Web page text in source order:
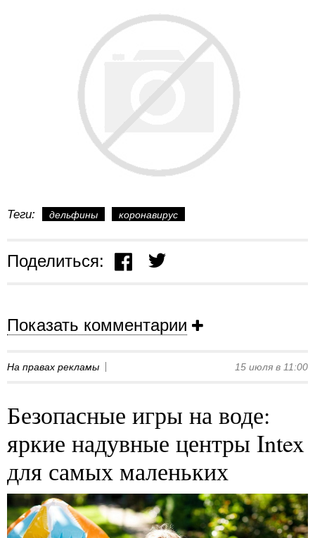
Теги: дельфины коронавирус
Поделиться:
Показать комментарии
На правах рекламы 15 июля в 11:00
Безопасные игры на воде:
яркие надувные центры Intex
для самых маленьких